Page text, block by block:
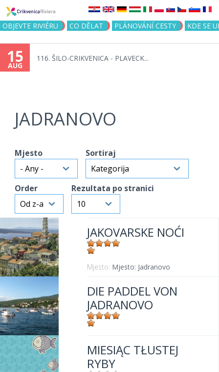
Jump to navigation
OBJEVTE RIVIÉRU CO DĚLAT PLÁNOVÁNÍ CESTY KDE SE
15
AUG
116. ŠILO-CRIKVENICA - PLAVECK...
JADRANOVO
Mjesto Sortiraj
Order Rezultata po stranici
JAKOVARSKE NOĆI
Mjesto: Mjesto: Jadranovo
DIE PADDEL VON
JADRANOVO
MIESIĄC TŁUSTEJ
RYBY